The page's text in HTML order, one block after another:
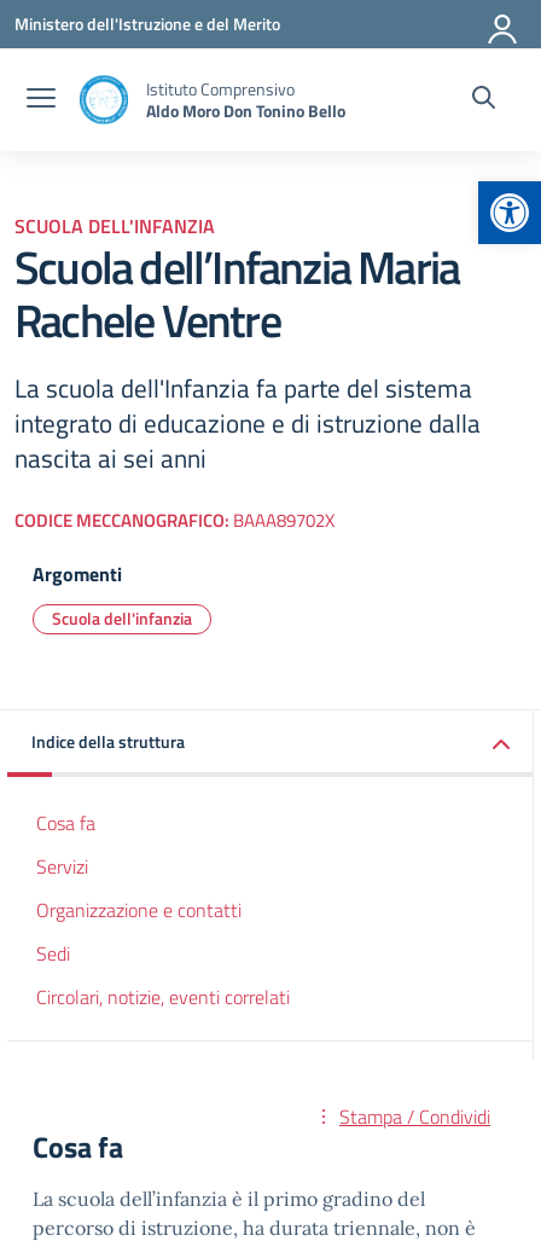
Vai ai contenuti
Vai al menu di navigazione
Vai al footer
Ministero dell'Istruzione e del Merito
Istituto Comprensivo
Aldo Moro Don Tonino Bello
SCUOLA DELL'INFANZIA
Scuola dell’Infanzia Maria
Rachele Ventre
La scuola dell'Infanzia fa parte del sistema
integrato di educazione e di istruzione dalla
nascita ai sei anni
CODICE MECCANOGRAFICO: BAAA89702X
Argomenti
Scuola dell'infanzia
Indice della struttura
Cosa fa
Servizi
Organizzazione e contatti
Sedi
Circolari, notizie, eventi correlati
Stampa / Condividi
Cosa fa
La scuola dell’infanzia è il primo gradino del
percorso di istruzione, ha durata triennale, non è